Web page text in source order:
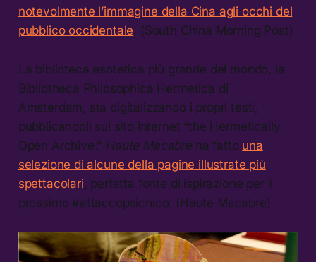
notevolmente l’immagine della Cina agli occhi del
pubblico occidentale. (South China Morning Post)
La biblioteca esoterica più grande del mondo, la
Bibliotheca Philosophica Hermetica di
Amsterdam, sta digitalizzando i propri testi,
pubblicandoli sul sito internet “the Hermetically
Open Archive.” Haute Macabreha fatto una
selezione di alcune della pagine illustrate più
spettacolari , perfetta fonte di ispirazione per il
prossimo #attaccopsichico. (Haute Macabre)